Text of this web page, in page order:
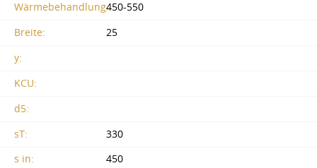
Wärmebehandlung.:450-550
Breite:
25
y:
KCU:
d5:
sT:
330
s in:
450